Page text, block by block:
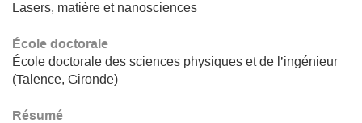
Lasers, matière et nanosciences
École doctorale
École doctorale des sciences physiques et de l’ingénieur
(Talence, Gironde)
Résumé